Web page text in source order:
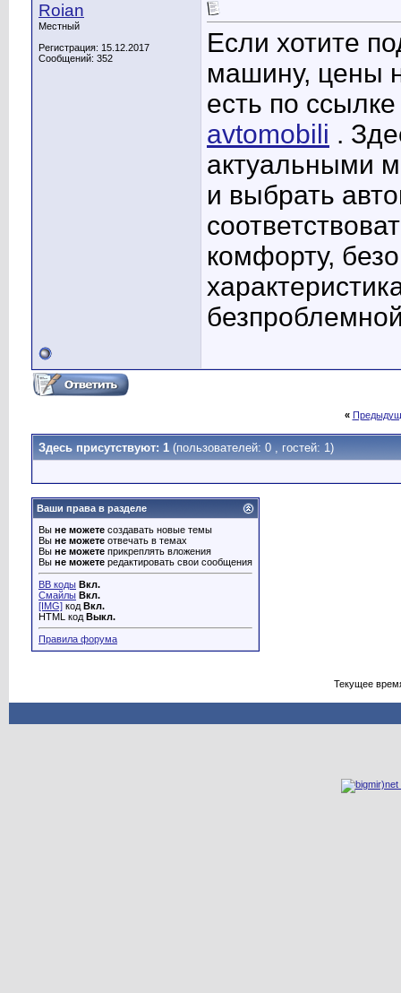
Roian
Местный
Регистрация: 15.12.2017
Сообщений: 352
Если хотите
машину, цены
есть по
avtomobili .
актуальными
и выбрать
комфорту,
«
Здесь присутствуют: 1 (пользователей: 0 , гостей: 1)
Ваши права в разделе
Вы не можете создавать новые темы
Вы не можете отвечать в темах
Вы не можете прикреплять вложения
Вы не можете редактировать свои сообщения
BB коды Вкл.
Смайлы Вкл.
[IMG] код Вкл.
HTML код Выкл.
Правила форума
Текущее